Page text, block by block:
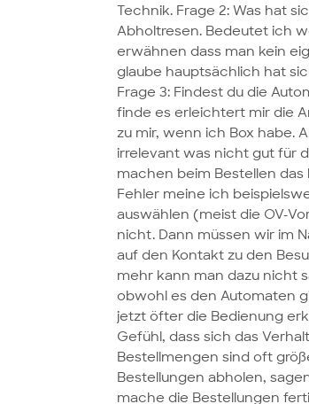
Technik. Frage 2: Was hat
Abholtresen. Bedeutet ich
erwähnen dass man kein
glaube hauptsächlich hat
Frage 3: Findest du die
finde es erleichtert mir die
zu mir, wenn ich Box habe.
irrelevant was nicht gut für
machen beim Bestellen
Fehler meine ich
auswählen (meist die OV-
nicht. Dann müssen wir im
auf den Kontakt zu den
mehr kann man dazu nicht
obwohl es den Automaten
jetzt öfter die Bedienung
Gefühl, dass sich das
Bestellmengen sind oft
Bestellungen abholen,
mache die Bestellungen